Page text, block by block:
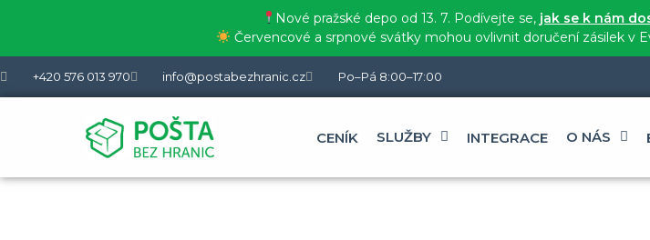
Nové pražské depo od 13. 7. Podívejte se, jak se k nám
Červencové a srpnové svátky mohou ovlivnit doručení zásilek v
+420 576 013 970 info@postabezhranic.cz Po–Pá 8:00–17:00
CENÍK SLUŽBY INTEGRACE O NÁS